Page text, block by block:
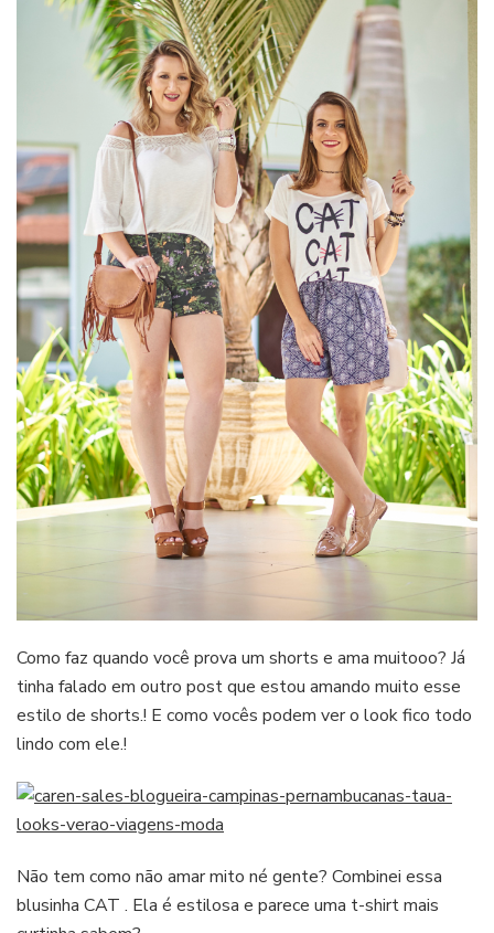
Como faz quando você prova um shorts e ama muitooo? Já
tinha falado em outro post que estou amando muito esse
estilo de shorts.! E como vocês podem ver o look fico todo
lindo com ele.!
Não tem como não amar mito né gente? Combinei essa
blusinha CAT . Ela é estilosa e parece uma t-shirt mais